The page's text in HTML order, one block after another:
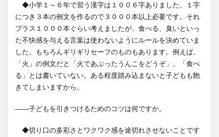
◆小学１～６年で習う漢字は１００６字ありました。１字
につき３本の例文を作るので３０００本以上必要です。それ
プラス１０００本ぐらい考えましたが、食べる、臭いといっ
た不快感を与える言葉は使わないようにルールを決めていま
した。もちろんギリギリセーフのものもあります。例えば、
「火」の例文だと「火であぶったうんこをどうぞ」。「食べ
る」とは書いていない。ある程度踏み込まないと子どもも飽
きてしまいますから。
――子どもを引きつけるためのコツは何ですか。
◆切り口の多彩さとワクワク感を途切れさせないことです